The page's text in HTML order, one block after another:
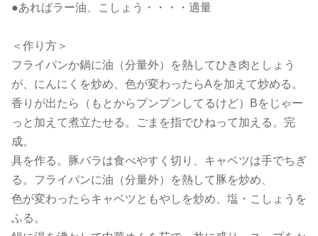
●あればラー油、こしょう・・・・適量
＜作り方＞
フライパンか鍋に油（分量外）を熱してひき肉としょう
が、にんにくを炒め、色が変わったらAを加えて炒める。
香りが出たら（もとからプンプンしてるけど）Bをじゃー
っと加えて煮立たせる。ごまを指でひねって加える。完
成。
具を作る。豚バラは食べやすく切り、キャベツは手でちぎ
る。フライパンに油（分量外）を熱して豚を炒め、
色が変わったらキャベツともやしを炒め、塩・こしょうを
ふる。